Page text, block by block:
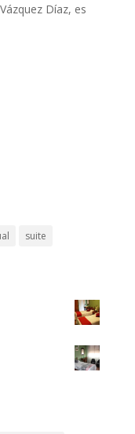
Díaz, es
suite